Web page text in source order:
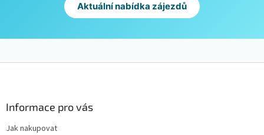
Aktuální nabídka zájezdů
Informace pro vás
Jak nakupovat